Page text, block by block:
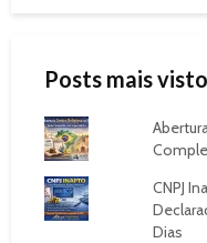
Posts mais
CNPJ
Dias